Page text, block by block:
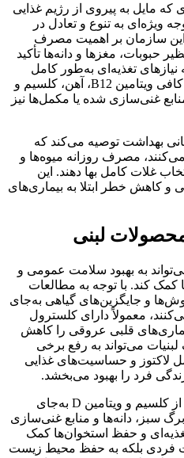
مایل به پیروی از رژیم غذایی
ویژه‌ای به تنوع و تعادل در
این سازمان بر اهمیت مصرف
حبوبات، مغزها و دانه‌ها تأکید
تغذیه‌ای به‌طور کامل
تأمین می‌شود. همچنین، مصرف کافی ویتامین B12، آهن، کلسیم و
3 از طریق منابع غنی‌سازی شده یا مکمل‌ها نیز
بهداشت توصیه می‌کند که
مصرف روزانه میوه‌ها و
غلات کامل بها دهند. این
و کاهش خطر ابتلا به بیماری‌های
لبنی
به بهبود سلامت عمومی و
کند. با توجه به مطالعات
و جایگزین‌های گیاهی به‌جای
معمولاً دارای کلسترول
قلبی عروقی را کاهش
می‌تواند به رفع برخی
لاکتوز و حساسیت‌های غذایی
فرد را بهبود می‌بخشد.
از طرف دیگر، انتخاب منابع غنی از کلسیم و ویتامین D به‌جای
سبز، دانه‌ها و منابع غنی‌سازی
و حفظ استخوان‌ها کمک
فردی بلکه به حفظ محیط زیست